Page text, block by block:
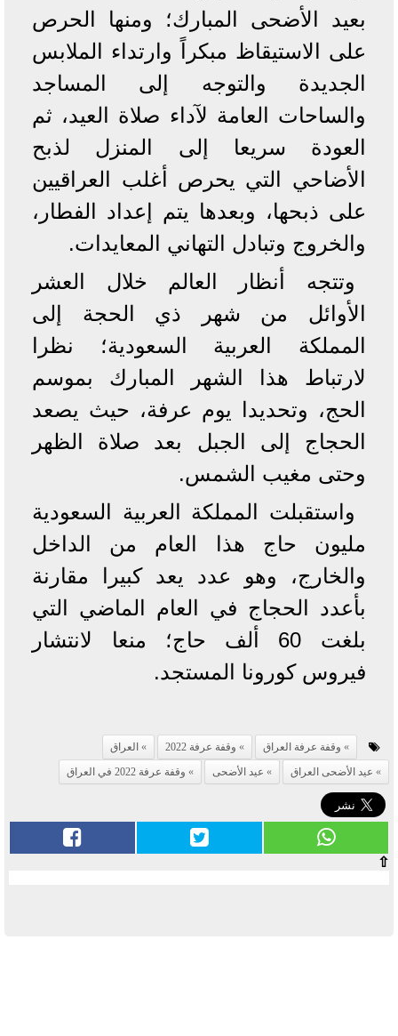
بعيد الأضحى المبارك؛ ومنها الحرص
على الاستيقاظ مبكراً وارتداء الملابس
الجديدة والتوجه إلى المساجد
والساحات العامة لآداء صلاة العيد، ثم
العودة سريعا إلى المنزل لذبح
الأضاحي التي يحرص أغلب العراقيين
على ذبحها، وبعدها يتم إعداد الفطار،
والخروج وتبادل التهاني المعايدات.
وتتجه أنظار العالم خلال العشر
الأوائل من شهر ذي الحجة إلى
المملكة العربية السعودية؛ نظرا
لارتباط هذا الشهر المبارك بموسم
الحج، وتحديدا يوم عرفة، حيث يصعد
الحجاج إلى الجبل بعد صلاة الظهر
وحتى مغيب الشمس.
واستقبلت المملكة العربية السعودية
مليون حاج هذا العام من الداخل
والخارج، وهو عدد يعد كبيرا مقارنة
بأعدد الحجاج في العام الماضي التي
بلغت 60 ألف حاج؛ منعا لانتشار
فيروس كورونا المستجد.
وقفة عرفة العراق وقفة عرفة 2022
العراق
عيد الأضحى العراق
عيد الأضحى وقفة عرفة 2022 في العراق
⇧